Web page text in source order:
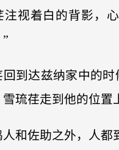
注视着白的背影，
回到达兹纳家中的
琉荏走到他的位置
人和佐助之外，人都